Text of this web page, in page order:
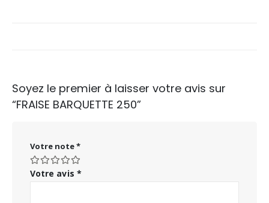
Soyez le premier à laisser votre avis sur
“FRAISE BARQUETTE 250”
Votre note*
Votre avis *